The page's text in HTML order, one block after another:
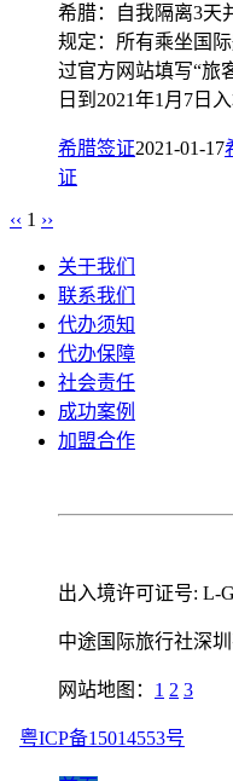
希腊：自我隔离3天
规定：所有乘坐国
过官方网站填写“旅
日到2021年1月7日
希腊签证2021-01-17
证
‹‹ 1 ››
关于我们
联系我们
代办须知
代办保障
社会责任
成功案例
加盟合作
出入境许可证号: L-
中途国际旅行社深
网站地图： 1 2 3
粤ICP备15014553号